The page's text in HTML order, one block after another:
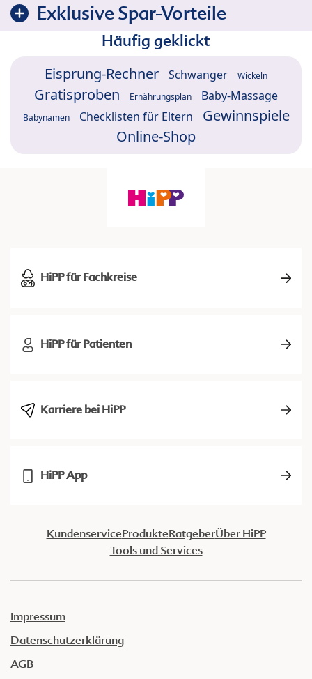
Exklusive Spar-Vorteile
Häufig geklickt
Eisprung-Rechner Schwanger Wickeln
Gratisproben Ernährungsplan Baby-Massage
Babynamen Checklisten für Eltern
Gewinnspiele
Online-Shop
HiPP für Fachkreise
HiPP für Patienten
Karriere bei HiPP
HiPP App
KundenserviceProdukteRatgeberÜber HiPP
Tools und Services
Impressum
Datenschutzerklärung
AGB